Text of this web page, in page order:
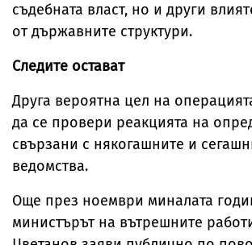
съдебната власт, но и други
от държавните структури.
Следите остават
Друга вероятна цел на
да се провери реакцията на
свързани с някогашните и
ведомства.
Още през ноември миналата
министърът на вътрешните